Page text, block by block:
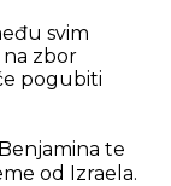
svim
na zbor
pogubiti
te
od Izraela.